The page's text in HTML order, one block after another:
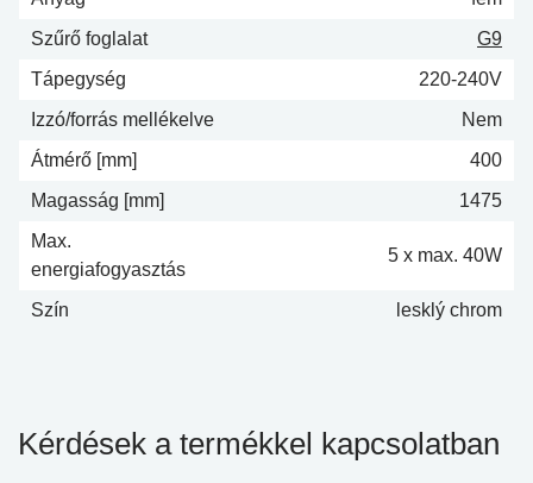
Szűrő foglalat
G9
Tápegység
220-240V
Izzó/forrás mellékelve
Nem
Átmérő [mm]
400
Magasság [mm]
1475
Max.
energiafogyasztás
5 x max. 40W
Szín lesklý chrom
Kérdések a termékkel kapcsolatban